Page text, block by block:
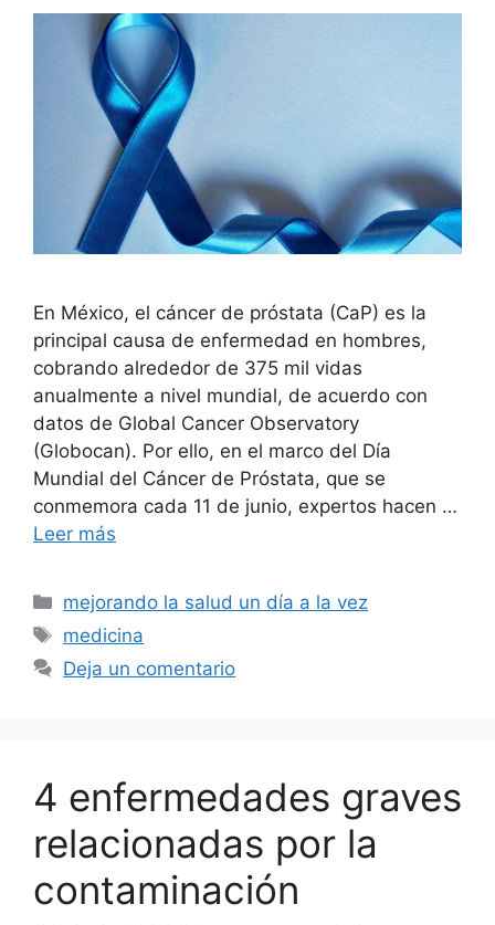
En México, el cáncer de próstata (CaP) es la
principal causa de enfermedad en hombres,
cobrando alrededor de 375 mil vidas
anualmente a nivel mundial, de acuerdo con
datos de Global Cancer Observatory
(Globocan). Por ello, en el marco del Día
Mundial del Cáncer de Próstata, que se
conmemora cada 11 de junio, expertos hacen …
Leer más
Categorías
mejorando la salud un día a la vez
Etiquetas
medicina
Deja un comentario
4 enfermedades graves
relacionadas por la
contaminación